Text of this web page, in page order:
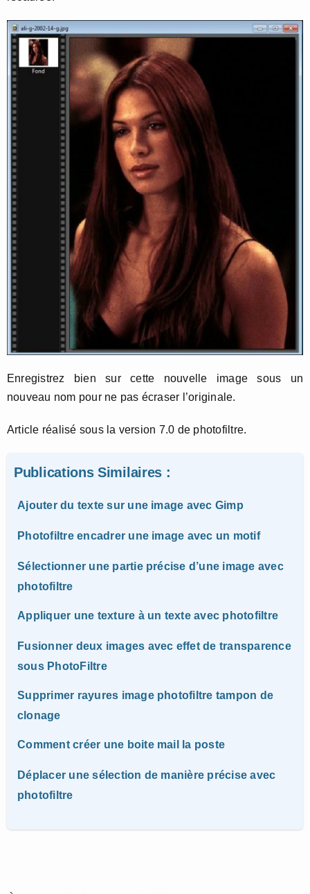
Enregistrez bien sur cette nouvelle image sous un
nouveau nom pour ne pas écraser l’originale.
Article réalisé sous la version 7.0 de photofiltre.
Publications Similaires :
Ajouter du texte sur une image avec Gimp
Photofiltre encadrer une image avec un motif
Sélectionner une partie précise d’une image avec
photofiltre
Appliquer une texture à un texte avec photofiltre
Fusionner deux images avec effet de transparence
sous PhotoFiltre
Supprimer rayures image photofiltre tampon de
clonage
Comment créer une boite mail la poste
Déplacer une sélection de manière précise avec
photofiltre